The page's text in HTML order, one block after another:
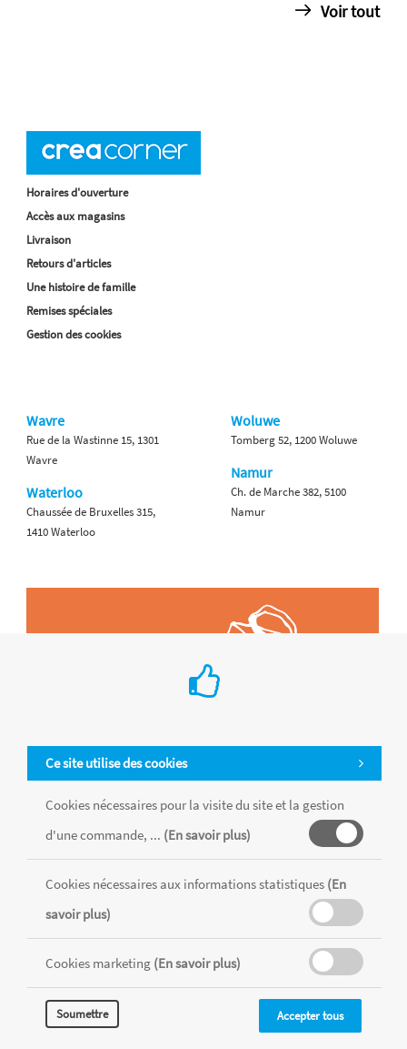
Voir tout
Ce site utilise des cookies
Cookies nécessaires pour la visite du site et la gestion
d'une commande, ... (En savoir plus)
Cookies nécessaires aux informations statistiques (En
savoir plus)
Cookies marketing (En savoir plus)
Soumettre Accepter tous
Horaires d'ouverture
Accès aux magasins
Livraison
Retours d'articles
Une histoire de famille
Remises spéciales
Gestion des cookies
Wavre
Rue de la Wastinne 15, 1301
Wavre
Waterloo
Chaussée de Bruxelles 315,
1410 Waterloo
Woluwe
Tomberg 52, 1200 Woluwe
Namur
Ch. de Marche 382, 5100
Namur
Tous les produits sont vendus dans la limite des stocks disponibles de
chaque magasin, toutes taxes comprises.
MENTIONS LÉGALES CONDITIONS GÉNÉRALES